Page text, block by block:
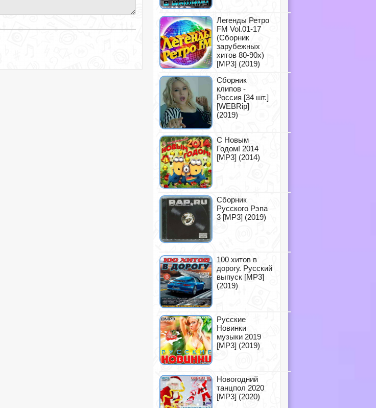
Легенды Ретро
FM Vol.01-17
(Сборник
зарубежных
хитов 80-90х)
[MP3] (2019)
Сборник
клипов -
Россия [34 шт.]
[WEBRip]
(2019)
С Новым
Годом! 2014
[MP3] (2014)
Сборник
Русского Рэпа
3 [MP3] (2019)
100 хитов в
дорогу. Русский
выпуск [MP3]
(2019)
Русские
Новинки
музыки 2019
[MP3] (2019)
Новогодний
танцпол 2020
[MP3] (2020)